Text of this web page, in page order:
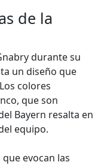
de la
durante su
un diseño que
colores
que son
Bayern resalta en
equipo.
evocan las